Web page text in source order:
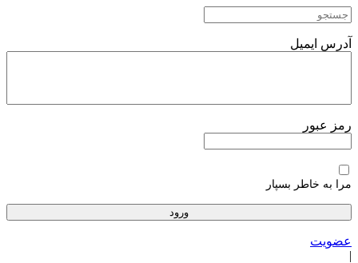
پرش
محتوا
آدرس ایمیل
رمز عبور
مرا به خاطر بسپار
عضویت
|